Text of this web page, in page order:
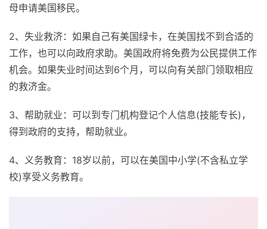
母申请美国移民。
2、失业救济：如果自己有美国绿卡，在美国找不到合适的
工作，也可以向政府求助。美国政府将免费为公民提供工作
机会。如果失业时间达到6个月，可以向有关部门领取相应
的救济金。
3、帮助就业：可以到专门机构登记个人信息(技能专长)，
得到政府的支持，帮助就业。
4、义务教育：18岁以前，可以在美国中小学(不含私立学
校)享受义务教育。